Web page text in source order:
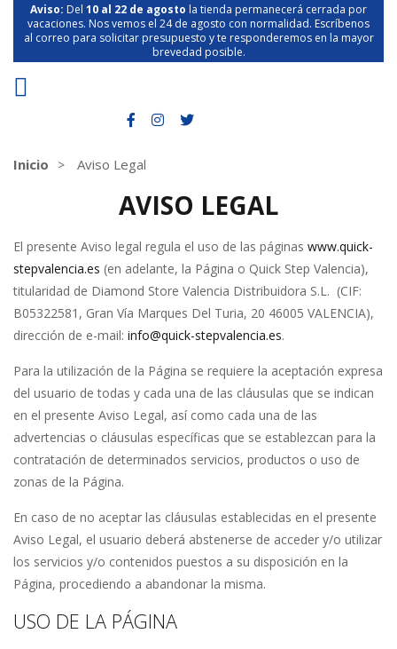
Aviso: Del 10 al 22 de agosto la tienda permanecerá cerrada por
vacaciones. Nos vemos el 24 de agosto con normalidad. Escríbenos
al correo para solicitar presupuesto y te responderemos en la mayor
brevedad posible.
Inicio Aviso Legal
AVISO LEGAL
El presente Aviso legal regula el uso de las páginas www.quick-
stepvalencia.es (en adelante, la Página o Quick Step Valencia),
titularidad de Diamond Store Valencia Distribuidora S.L. (CIF:
B05322581, Gran Vía Marques Del Turia, 20 46005 VALENCIA),
dirección de e-mail: info@quick-stepvalencia.es.
Para la utilización de la Página se requiere la aceptación expresa
del usuario de todas y cada una de las cláusulas que se indican
en el presente Aviso Legal, así como cada una de las
advertencias o cláusulas específicas que se establezcan para la
contratación de determinados servicios, productos o uso de
zonas de la Página.
En caso de no aceptar las cláusulas establecidas en el presente
Aviso Legal, el usuario deberá abstenerse de acceder y/o utilizar
los servicios y/o contenidos puestos a su disposición en la
Página, procediendo a abandonar la misma.
USO DE LA PÁGINA